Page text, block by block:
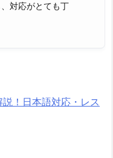
対応がとても丁
！日本語対応・レス